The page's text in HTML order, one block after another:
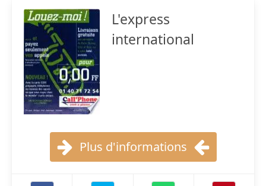
L'express
international
Plus d'informations